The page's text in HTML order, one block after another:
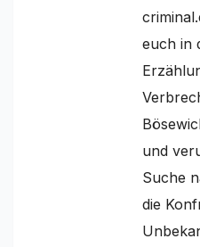
euch in
und
Suche
die